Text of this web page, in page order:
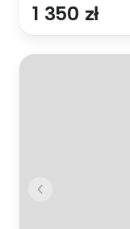
1 350 zł